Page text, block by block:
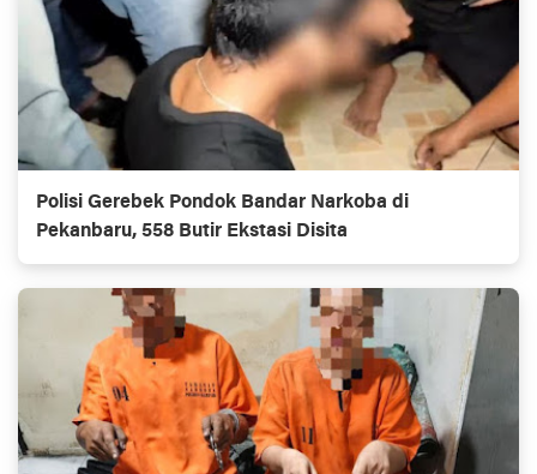
Polisi Gerebek Pondok Bandar Narkoba di
Pekanbaru, 558 Butir Ekstasi Disita